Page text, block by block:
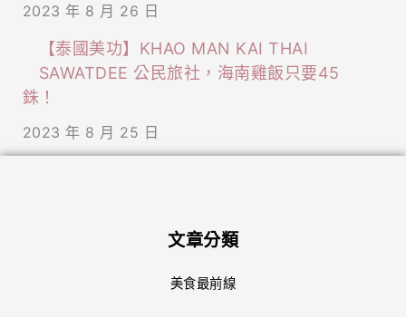
2023 年 8 月 26 日
【泰國美功】KHAO MAN KAI THAI
SAWATDEE 公民旅社，海南雞飯只要45
銖！
2023 年 8 月 25 日
文章分類
美食最前線